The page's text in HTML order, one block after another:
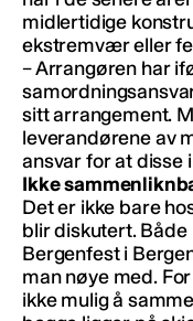
midlertidige
ekstremvær eller
– Arrangøren har
sitt arrangement.
leverandørene av
ansvar for at disse
Ikke
Det er ikke bare
blir diskutert.
Bergenfest i
man nøye med.
ikke mulig å